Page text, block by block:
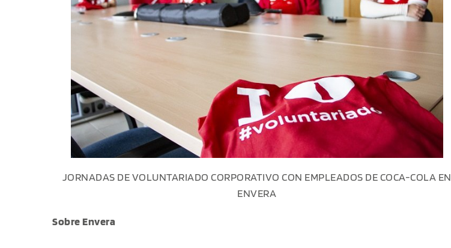
JORNADAS DE VOLUNTARIADO CORPORATIVO CON EMPLEADOS DE COCA-COLA EN
ENVERA
Sobre Envera